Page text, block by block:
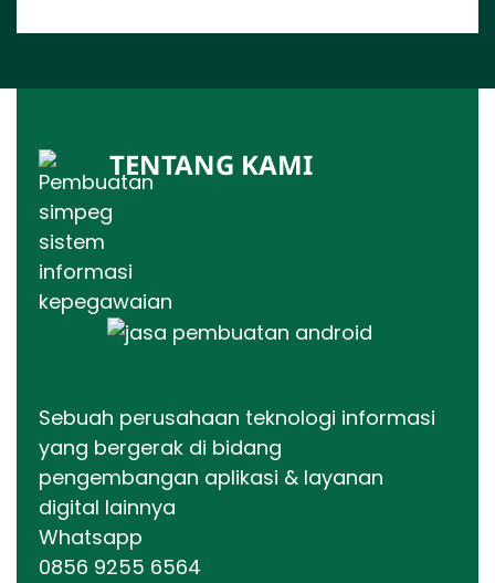
TENTANG KAMI
Sebuah perusahaan teknologi informasi
yang bergerak di bidang
pengembangan aplikasi & layanan
digital lainnya
Whatsapp
0856 9255 6564